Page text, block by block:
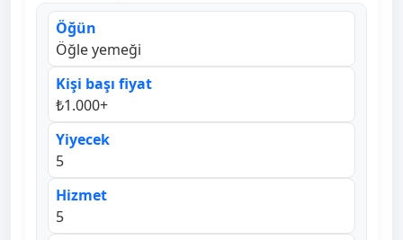
Öğün
Öğle yemeği
Kişi başı fiyat
₺1.000+
Yiyecek
5
Hizmet
5